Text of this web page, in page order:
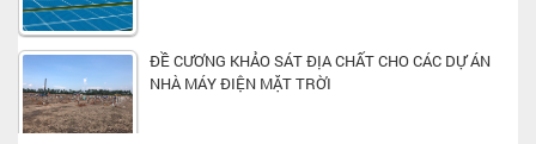
ĐỀ CƯƠNG KHẢO SÁT ĐỊA CHẤT CHO CÁC DỰ ÁN
NHÀ MÁY ĐIỆN MẶT TRỜI